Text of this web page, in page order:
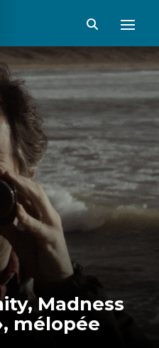
Madness
mélopée